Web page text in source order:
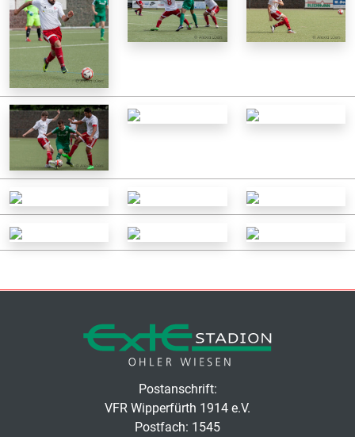
Postanschrift:
VFR Wipperfürth 1914 e.V.
Postfach: 1545